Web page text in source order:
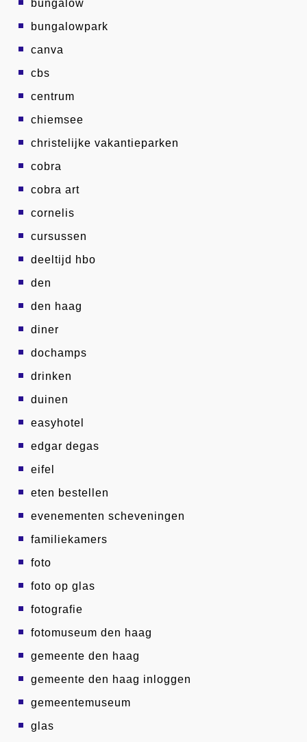
bungalow
bungalowpark
canva
cbs
centrum
chiemsee
christelijke vakantieparken
cobra
cobra art
cornelis
cursussen
deeltijd hbo
den
den haag
diner
dochamps
drinken
duinen
easyhotel
edgar degas
eifel
eten bestellen
evenementen scheveningen
familiekamers
foto
foto op glas
fotografie
fotomuseum den haag
gemeente den haag
gemeente den haag inloggen
gemeentemuseum
glas